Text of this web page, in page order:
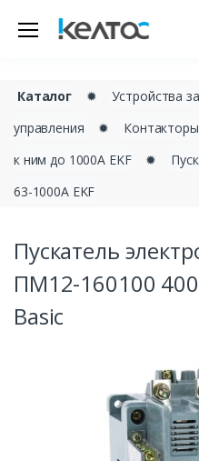
Каталог ✹
Устройства
управления
✹
к ним до 1000А EKF
✹
63-1000А EKF
Пускатель
ПМ12-160100
Basic